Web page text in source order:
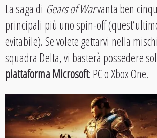
La saga di Gears of Warvanta ben
principali più uno spin-off
evitabile). Se volete gettarvi nella
squadra Delta, vi basterà possedere
piattaforma Microsoft: PC o Xbox One.